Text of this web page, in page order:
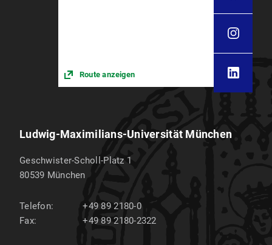
Route anzeigen
Ludwig-Maximilians-Universität München
Geschwister-Scholl-Platz 1
80539 München
Telefon:
+49 89 2180-0
Fax:
+49 89 2180-2322